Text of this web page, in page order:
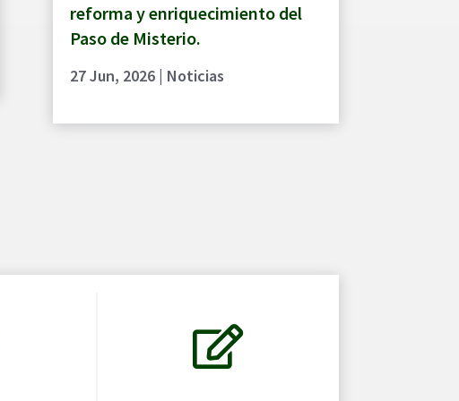
reforma y enriquecimiento del
Paso de Misterio.
27 Jun, 2026| Noticias
